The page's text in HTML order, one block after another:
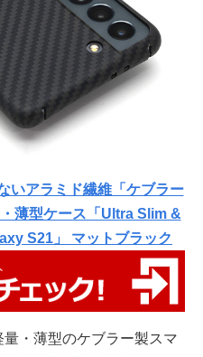
いアラミド繊維「ケブラー
薄型ケース「Ultra Slim &
S21」 マットブラック
量・薄型のケブラー製スマ